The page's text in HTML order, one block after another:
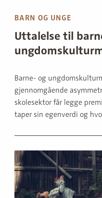
BARN OG UNGE
Uttalelse til
Barne- og
gjennomgående
skolesektor får legge
taper sin egenverdi og